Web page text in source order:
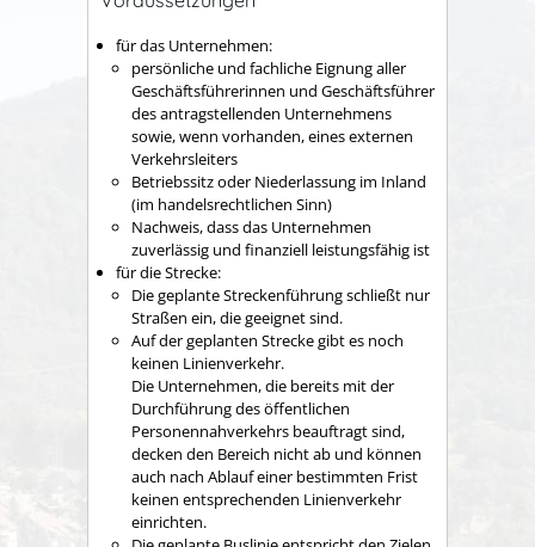
für das Unternehmen:
persönliche und fachliche Eignung aller
Geschäftsführerinnen und Geschäftsführer
des antragstellenden Unternehmens
sowie, wenn vorhanden, eines externen
Verkehrsleiters
Betriebssitz oder Niederlassung im Inland
(im handelsrechtlichen Sinn)
Nachweis, dass das Unternehmen
zuverlässig und finanziell leistungsfähig ist
für die Strecke:
Die geplante Streckenführung schließt nur
Straßen ein, die geeignet sind.
Auf der geplanten Strecke gibt es noch
keinen Linienverkehr.
Die Unternehmen, die bereits mit der
Durchführung des öffentlichen
Personennahverkehrs beauftragt sind,
decken den Bereich nicht ab und können
auch nach Ablauf einer bestimmten Frist
keinen entsprechenden Linienverkehr
einrichten.